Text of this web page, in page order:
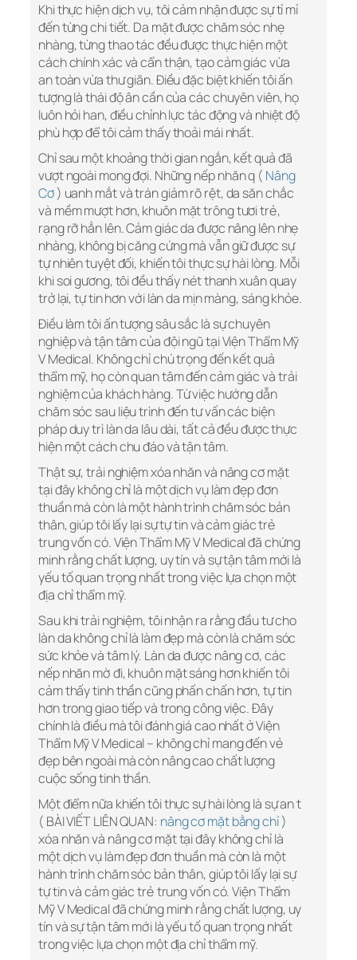
Khi thực hiện dịch vụ, tôi cảm nhận được sự tỉ mỉ
đến từng chi tiết. Da mặt được chăm sóc nhẹ
nhàng, từng thao tác đều được thực hiện một
cách chính xác và cẩn thận, tạo cảm giác vừa
an toàn vừa thư giãn. Điều đặc biệt khiến tôi ấn
tượng là thái độ ân cần của các chuyên viên, họ
luôn hỏi han, điều chỉnh lực tác động và nhiệt độ
phù hợp để tôi cảm thấy thoải mái nhất.
Chỉ sau một khoảng thời gian ngắn, kết quả đã
vượt ngoài mong đợi. Những nếp nhăn q ( Nâng
Cơ) uanh mắt và trán giảm rõ rệt, da săn chắc
và mềm mượt hơn, khuôn mặt trông tươi trẻ,
rạng rỡ hẳn lên. Cảm giác da được nâng lên nhẹ
nhàng, không bị căng cứng mà vẫn giữ được sự
tự nhiên tuyệt đối, khiến tôi thực sự hài lòng. Mỗi
khi soi gương, tôi đều thấy nét thanh xuân quay
trở lại, tự tin hơn với làn da mịn màng, sáng khỏe.
Điều làm tôi ấn tượng sâu sắc là sự chuyên
nghiệp và tận tâm của đội ngũ tại Viện Thẩm Mỹ
V Medical. Không chỉ chú trọng đến kết quả
thẩm mỹ, họ còn quan tâm đến cảm giác và trải
nghiệm của khách hàng. Từ việc hướng dẫn
chăm sóc sau liệu trình đến tư vấn các biện
pháp duy trì làn da lâu dài, tất cả đều được thực
hiện một cách chu đáo và tận tâm.
Thật sự, trải nghiệm xóa nhăn và nâng cơ mặt
tại đây không chỉ là một dịch vụ làm đẹp đơn
thuần mà còn là một hành trình chăm sóc bản
thân, giúp tôi lấy lại sự tự tin và cảm giác trẻ
trung vốn có. Viện Thẩm Mỹ V Medical đã chứng
minh rằng chất lượng, uy tín và sự tận tâm mới là
yếu tố quan trọng nhất trong việc lựa chọn một
địa chỉ thẩm mỹ.
Sau khi trải nghiệm, tôi nhận ra rằng đầu tư cho
làn da không chỉ là làm đẹp mà còn là chăm sóc
sức khỏe và tâm lý. Làn da được nâng cơ, các
nếp nhăn mờ đi, khuôn mặt sáng hơn khiến tôi
cảm thấy tinh thần cũng phấn chấn hơn, tự tin
hơn trong giao tiếp và trong công việc. Đây
chính là điều mà tôi đánh giá cao nhất ở Viện
Thẩm Mỹ V Medical – không chỉ mang đến vẻ
đẹp bên ngoài mà còn nâng cao chất lượng
cuộc sống tinh thần.
Một điểm nữa khiến tôi thực sự hài lòng là sự an t
( BÀI VIẾT LIÊN QUAN: nâng cơ mặt bằng chỉ)
xóa nhăn và nâng cơ mặt tại đây không chỉ là
một dịch vụ làm đẹp đơn thuần mà còn là một
hành trình chăm sóc bản thân, giúp tôi lấy lại sự
tự tin và cảm giác trẻ trung vốn có. Viện Thẩm
Mỹ V Medical đã chứng minh rằng chất lượng, uy
tín và sự tận tâm mới là yếu tố quan trọng nhất
trong việc lựa chọn một địa chỉ thẩm mỹ.